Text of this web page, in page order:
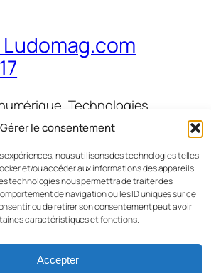
Gérer le consentement
expériences, nous utilisons des technologies telles
et/ou accéder aux informations des appareils.
technologies nous permettra de traiter des
de navigation ou les ID uniques sur ce
ou de retirer son consentement peut avoir
caractéristiques et fonctions.
Accepter
Technologies
e-learning, serious games,
Évènements
Boutique
Compositions
Thèmes